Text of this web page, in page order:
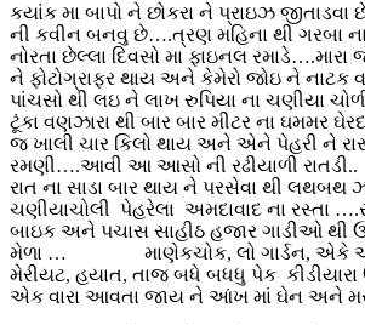
કયાંક મા બાપો ને છોકરા ને પ્રાઇઝ
ની કવીન બનવુ છે….ત્રણ મહિના થી ગરબા
નોરતા છેલ્લા દિવસો મા ફાઇનલ
ને ફોટોગ્રાફર થાય અને કેમેરો જોઇ ને નાટક
પાંચસો થી લઇ ને લાખ રુપિયા ના ચણીયા
ટૂંકા વણઝારા થી બાર બાર મીટર ના ઘમમર
જ ખાલી ચાર કિલો થાય અને એને પેહરી ને
રમણી….આવી આ આસો ની રઢીયાળી રાતડી..
રાત ના સાડા બાર થાય ને પરસેવા થી
ચણીયાચોલી પેહરેલા અમદાવાદ ના રસ્તા
બાઇક અને પચાસ સાહીઠ હજાર ગાડીઓ થી
મેળા … માણેકચોક, લો ગાર્ડન, એકે
મેરીયટ, હયાત, તાજ બધે બધધુ પેક
એક વારા આવતા જાય ને આંખ માં ઘેન અને